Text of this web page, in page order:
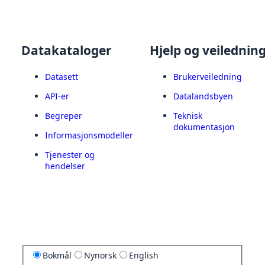
Datakataloger
Datasett
API-er
Begreper
Informasjonsmodeller
Tjenester og
hendelser
Hjelp og
Brukerveiledning
Datalandsbyen
Teknisk
dokumentasjon
Bokmål Nynorsk English